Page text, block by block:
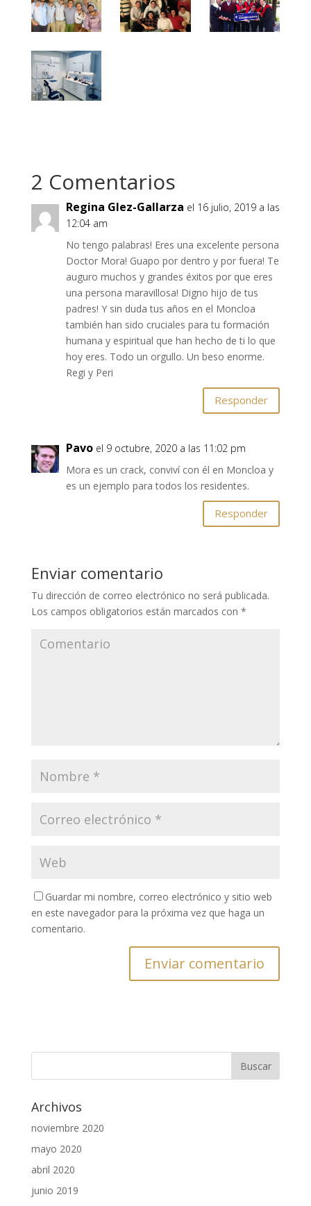
2 Comentarios
Regina Glez-Gallarza el 16 julio, 2019 a las
12:04 am
No tengo palabras! Eres una excelente persona
Doctor Mora! Guapo por dentro y por fuera! Te
auguro muchos y grandes éxitos por que eres
una persona maravillosa! Digno hijo de tus
padres! Y sin duda tus años en el Moncloa
también han sido cruciales para tu formación
humana y espiritual que han hecho de ti lo que
hoy eres. Todo un orgullo. Un beso enorme.
Regi y Peri
Responder
Pavo el 9 octubre, 2020 a las 11:02 pm
Mora es un crack, conviví con él en Moncloa y
es un ejemplo para todos los residentes.
Responder
Enviar comentario
Tu dirección de correo electrónico no será publicada.
Los campos obligatorios están marcados con *
Guardar mi nombre, correo electrónico y sitio web
en este navegador para la próxima vez que haga un
comentario.
Archivos
noviembre 2020
mayo 2020
abril 2020
junio 2019